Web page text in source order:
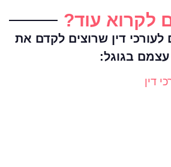
לקרוא עוד?
דין שרוצים לקדם את
עצמם בגוגל: